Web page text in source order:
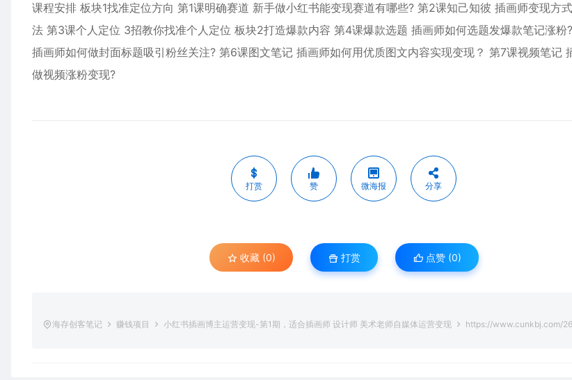
课程安排 板块1找准定位方向 第1课明确赛道 新手做小红书能变现赛道有哪些? 第2课知己知彼 插画师变现方
法 第3课个人定位 3招教你找准个人定位 板块2打造爆款内容 第4课爆款选题 插画师如何选题发爆款笔记涨粉
插画师如何做封面标题吸引粉丝关注? 第6课图文笔记 插画师如何用优质图文内容实现变现？ 第7课视频笔记
做视频涨粉变现?
打赏 赞 微海报 分享
收藏 (0) 打赏 点赞 (0)
海存创客笔记 赚钱项目 小红书插画博主运营变现-第1期，适合插画师 设计师 美术老师自媒体运营变现 https://www.cunkbj.com/